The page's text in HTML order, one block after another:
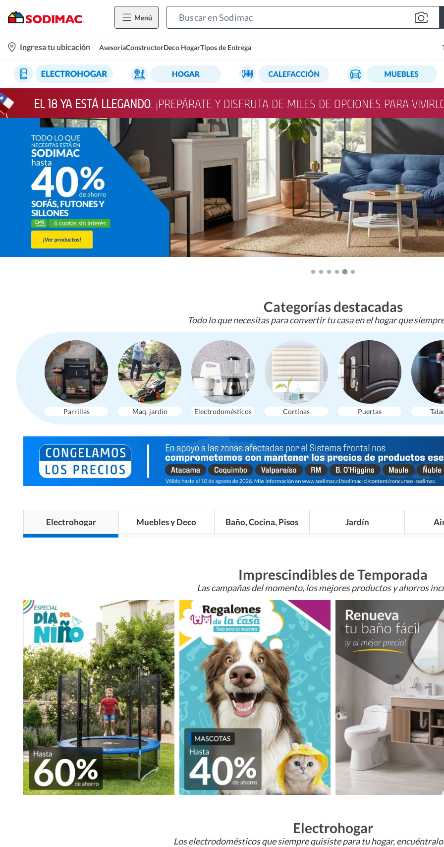
Menú
location-
Ingresa tu ubicación AsesoríaConstructorDeco HogarTipos de Entrega
EL 18 YA ESTÁ LLEGANDO. ¡PREPÁRATE Y DISFRUTA DE MILES DE OPCIONES PARA
Categorías destacadas
Todo lo que necesitas para convertir tu casa en el hogar que
Parrillas Maq. jardín Electrodomésticos Cortinas Puertas
Electrohogar Muebles y Deco Baño, Cocina, Pisos Jardín
Imprescindibles de Temporada
Las campañas del momento, los mejores productos y ahorros
Electrohogar
Los electrodomésticos que siempre quisiste para tu hogar,